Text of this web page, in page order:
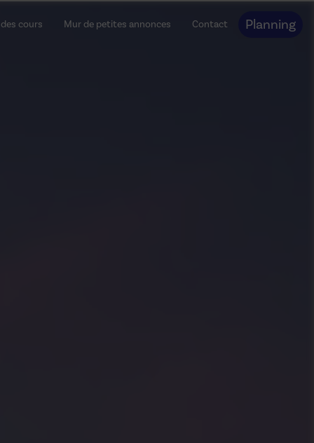
cours Mur de petites annonces Contact Planning